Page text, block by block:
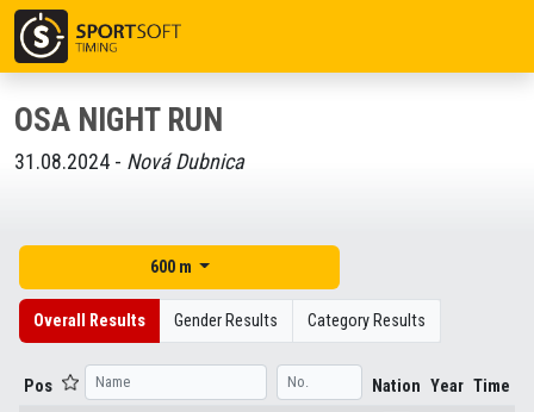
OSA NIGHT RUN
31.08.2024 - Nová Dubnica
600 m
Overall Results Gender Results Category Results
Pos Nation Year Time